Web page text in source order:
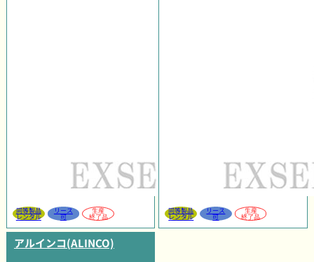
同等製品
レンタル
リース
可
生産
終了品
同等製品
レンタル
リース
可
生産
終了品
アルインコ(ALINCO)